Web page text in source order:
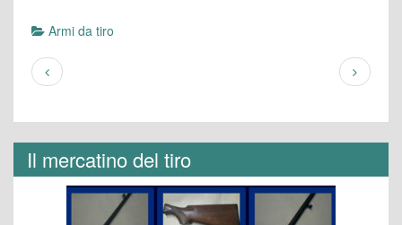
Armi da tiro
Il mercatino del tiro